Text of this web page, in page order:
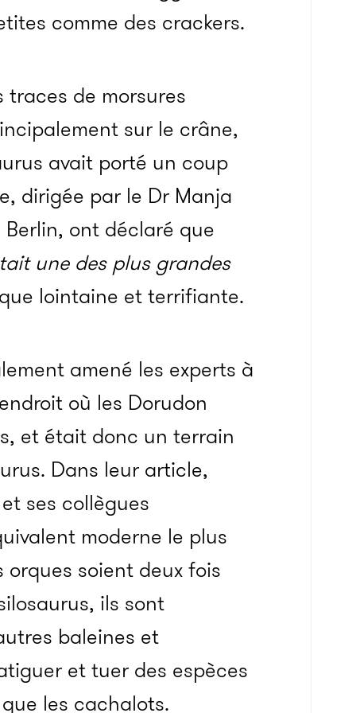
comme des crackers.
de morsures
sur le crâne,
avait porté un coup
dirigée par le Dr Manja
Berlin, ont déclaré que
une des plus grandes
lointaine et terrifiante.
amené les experts à
où les Dorudon
et était donc un terrain
Dans leur article,
ses collègues
moderne le plus
orques soient deux fois
ils sont
baleines et
et tuer des espèces
les cachalots.